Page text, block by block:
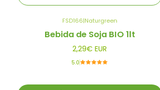
FSD166|Naturgreen
Bebida de Soja BIO 1lt
2,29€ EUR
5.0